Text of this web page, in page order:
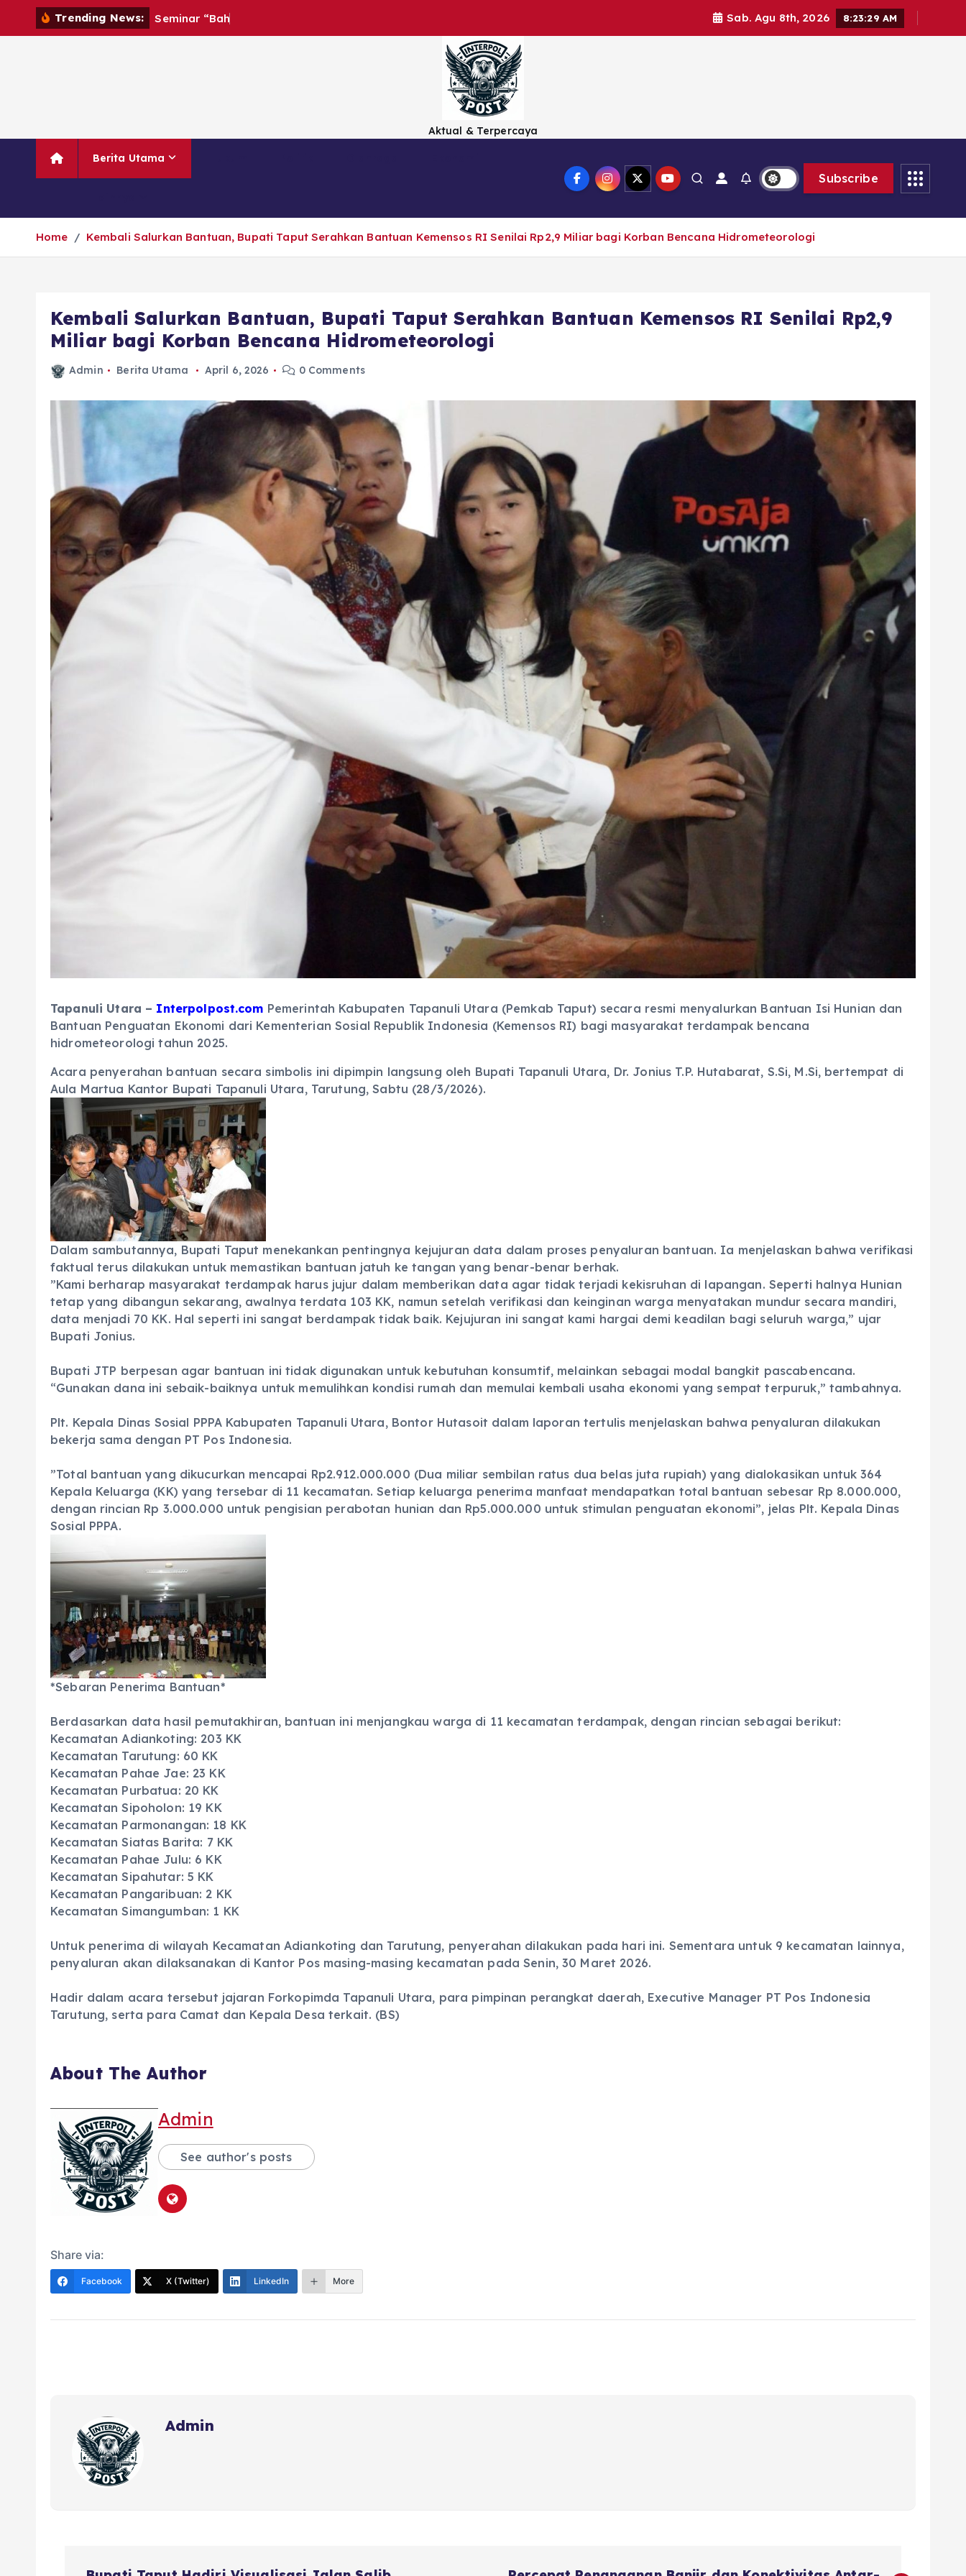
Trending News: Seminar “Bah Sab. Agu 8th, 2026 8:23:31 AM
Aktual & Terpercaya
Berita Utama
Subscribe
Home Kembali Salurkan Bantuan, ‎Bupati Taput Serahkan Bantuan Kemensos RI Senilai Rp2,9 Miliar bagi Korban Bencana Hidrometeorologi
Kembali Salurkan Bantuan, ‎Bupati Taput Serahkan Bantuan Kemensos RI Senilai Rp2,9
Miliar bagi Korban Bencana Hidrometeorologi
Admin Berita Utama April 6, 2026 0 Comments
Tapanuli Utara – Interpolpost.com Pemerintah Kabupaten Tapanuli Utara (Pemkab Taput) secara resmi menyalurkan Bantuan Isi Hunian dan
Bantuan Penguatan Ekonomi dari Kementerian Sosial Republik Indonesia (Kemensos RI) bagi masyarakat terdampak bencana
hidrometeorologi tahun 2025.
Acara penyerahan bantuan secara simbolis ini dipimpin langsung oleh Bupati Tapanuli Utara, Dr. Jonius T.P. Hutabarat, S.Si, M.Si, bertempat di
Aula Martua Kantor Bupati Tapanuli Utara, Tarutung, Sabtu (28/3/2026).
‎Dalam sambutannya, Bupati Taput menekankan pentingnya kejujuran data dalam proses penyaluran bantuan. Ia menjelaskan bahwa verifikasi
faktual terus dilakukan untuk memastikan bantuan jatuh ke tangan yang benar-benar berhak.
‎”Kami berharap masyarakat terdampak harus jujur dalam memberikan data agar tidak terjadi kekisruhan di lapangan. Seperti halnya Hunian
tetap yang dibangun sekarang, awalnya terdata 103 KK, namun setelah verifikasi dan keinginan warga menyatakan mundur secara mandiri,
data menjadi 70 KK. Hal seperti ini sangat berdampak tidak baik. Kejujuran ini sangat kami hargai demi keadilan bagi seluruh warga,” ujar
Bupati Jonius.
‎Bupati JTP berpesan agar bantuan ini tidak digunakan untuk kebutuhan konsumtif, melainkan sebagai modal bangkit pascabencana.
“Gunakan dana ini sebaik-baiknya untuk memulihkan kondisi rumah dan memulai kembali usaha ekonomi yang sempat terpuruk,” tambahnya.
‎Plt. Kepala Dinas Sosial PPPA Kabupaten Tapanuli Utara, Bontor Hutasoit dalam laporan tertulis menjelaskan bahwa penyaluran dilakukan
bekerja sama dengan PT Pos Indonesia.
‎”Total bantuan yang dikucurkan mencapai Rp2.912.000.000 (Dua miliar sembilan ratus dua belas juta rupiah) yang dialokasikan untuk 364
Kepala Keluarga (KK) yang tersebar di 11 kecamatan. Setiap keluarga penerima manfaat mendapatkan total bantuan sebesar Rp 8.000.000,
dengan rincian Rp 3.000.000 untuk pengisian perabotan hunian dan Rp5.000.000 untuk stimulan penguatan ekonomi”, jelas Plt. Kepala Dinas
Sosial PPPA.
‎*Sebaran Penerima Bantuan*
‎Berdasarkan data hasil pemutakhiran, bantuan ini menjangkau warga di 11 kecamatan terdampak, dengan rincian sebagai berikut:
‎Kecamatan Adiankoting: 203 KK
‎Kecamatan Tarutung: 60 KK
‎Kecamatan Pahae Jae: 23 KK
‎Kecamatan Purbatua: 20 KK
‎Kecamatan Sipoholon: 19 KK
‎Kecamatan Parmonangan: 18 KK
‎Kecamatan Siatas Barita: 7 KK
‎Kecamatan Pahae Julu: 6 KK
‎Kecamatan Sipahutar: 5 KK
‎Kecamatan Pangaribuan: 2 KK
‎Kecamatan Simangumban: 1 KK
‎Untuk penerima di wilayah Kecamatan Adiankoting dan Tarutung, penyerahan dilakukan pada hari ini. Sementara untuk 9 kecamatan lainnya,
penyaluran akan dilaksanakan di Kantor Pos masing-masing kecamatan pada Senin, 30 Maret 2026.
‎Hadir dalam acara tersebut jajaran Forkopimda Tapanuli Utara, para pimpinan perangkat daerah, Executive Manager PT Pos Indonesia
Tarutung, serta para Camat dan Kepala Desa terkait. (BS)
About The Author
Admin
See author's posts
Share via:
Facebook X (Twitter) LinkedIn More
Admin